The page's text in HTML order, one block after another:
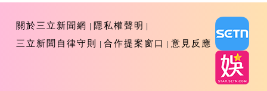
關於三立新聞網
隱私權聲明
三立新聞自律守則
合作提案窗口 意見反應